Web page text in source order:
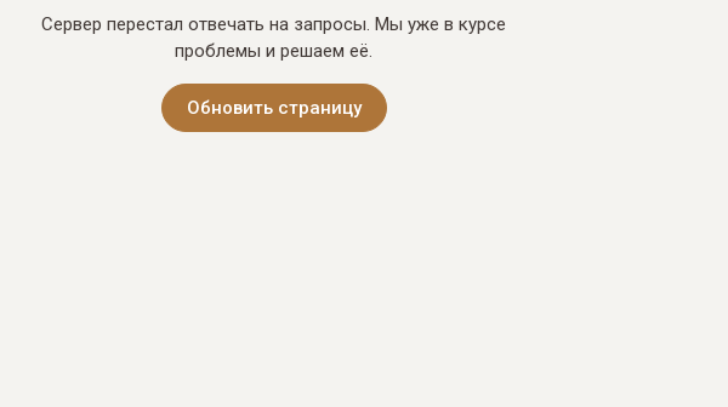
Сервер перестал отвечать на запросы. Мы уже в курсе
проблемы и решаем её.
Обновить страницу